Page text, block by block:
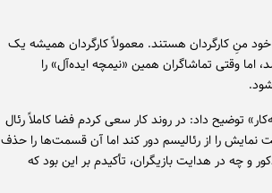
منِ کارگردان هستند. معمولاً کارگردان همیشه یک
اما وقتی تماشاگران همین «نیمچه ایده‌آل» را
توضیح داد: در روند کار سعی کردم فضا کاملاً رئال
نمایش را از رئالیسم دور کند اما آن قسمت‌ها را حذف
و چه در هدایت بازیگران، تأکیدم بر این بود که